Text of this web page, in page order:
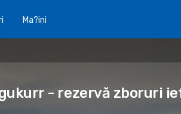
Ma?ini
- rezervă zboruri